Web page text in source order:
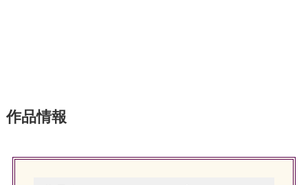
作品情報